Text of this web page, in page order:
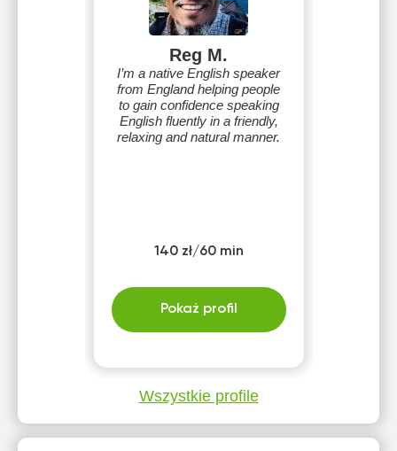
Reg M.
I’m a native English speaker
from England helping people
to gain confidence speaking
English fluently in a friendly,
relaxing and natural manner.
140 zł/60 min
Pokaż profil
Wszystkie profile